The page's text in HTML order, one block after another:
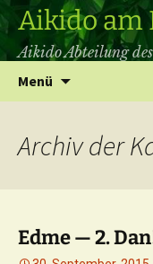
Aikido am
Aikido Abteilung
Menü
Archiv der
Edme — 2.